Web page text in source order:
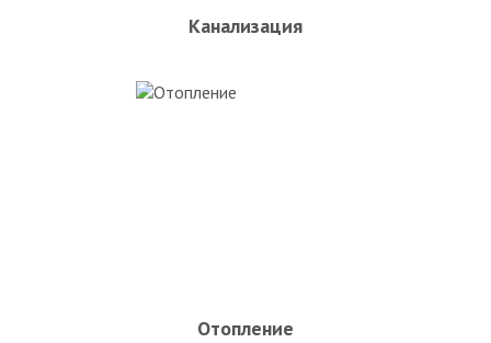
Канализация
Отопление